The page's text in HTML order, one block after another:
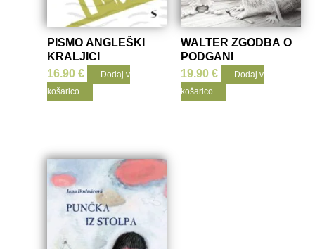
PISMO ANGLEŠKI
KRALJICI
16.90€
Dodaj v
košarico
WALTER ZGODBA O
PODGANI
19.90 €
Dodaj v
košarico